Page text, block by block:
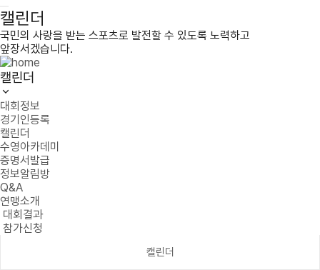
캘린더
국민의 사랑을 받는 스포츠로 발전할 수 있도록 노력하고
앞장서겠습니다.
캘린더
대회정보
경기인등록
캘린더
수영아카데미
증명서발급
정보알림방
Q&A
연맹소개
대회결과
참가신청
캘린더